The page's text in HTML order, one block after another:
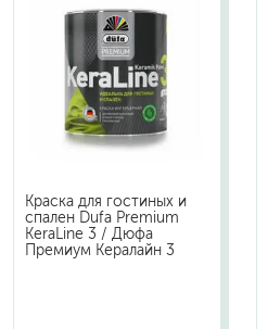
Краска для гостиных и
спален Dufa Premium
KeraLine 3 / Дюфа
Премиум Кералайн 3